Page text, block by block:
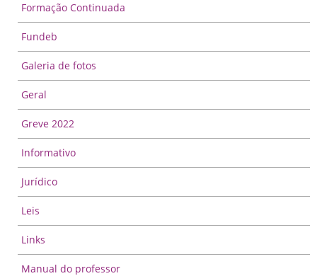
Formação Continuada
Fundeb
Galeria de fotos
Geral
Greve 2022
Informativo
Jurídico
Leis
Links
Manual do professor